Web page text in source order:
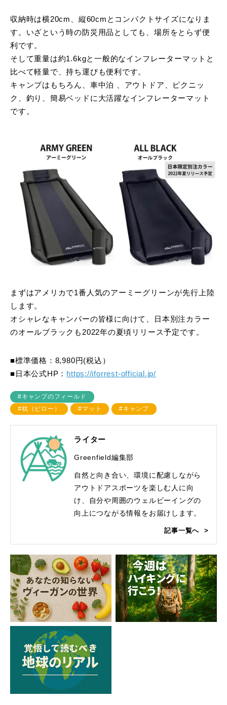
収納時は横20cm、縦60cmとコンパクトサイズになりま
す。いざという時の防災用品としても、場所をとらず便
利です。
そして重量は約1.6kgと一般的なインフレーターマットと
比べて軽量で、持ち運びも便利です。
キャンプはもちろん、車中泊 、アウトドア、ピクニッ
ク、釣り、簡易ベッドに大活躍なインフレーターマット
です。
まずはアメリカで1番人気のアーミーグリーンが先行上陸
します。
オシャレなキャンパーの皆様に向けて、日本別注カラー
のオールブラックも2022年の夏頃リリース予定です。
■標準価格：8,980円(税込）
■日本公式HP： https://iforrest-official.jp/
#キャンプのフィールド
#枕（ピロー）
#マット #キャンプ
ライター
Greenfield編集部
自然と向き合い、環境に配慮しながら
アウトドアスポーツを楽しむ人に向
け、自分や周囲のウェルビーイングの
向上につながる情報をお届けします。
記事一覧へ